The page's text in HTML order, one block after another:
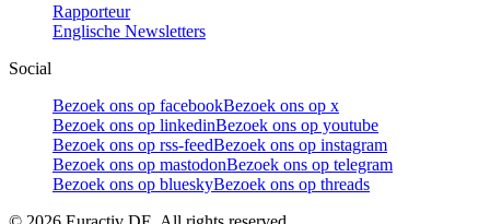
Rapporteur
Englische Newsletters
Social
Bezoek ons op facebookBezoek ons op x
Bezoek ons op linkedinBezoek ons op youtube
Bezoek ons op rss-feedBezoek ons op instagram
Bezoek ons op mastodonBezoek ons op telegram
Bezoek ons op blueskyBezoek ons op threads